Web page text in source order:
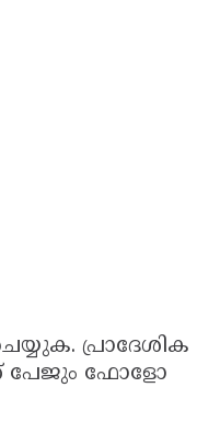
പ്രാദേശിക
പേജും ഫോളോ